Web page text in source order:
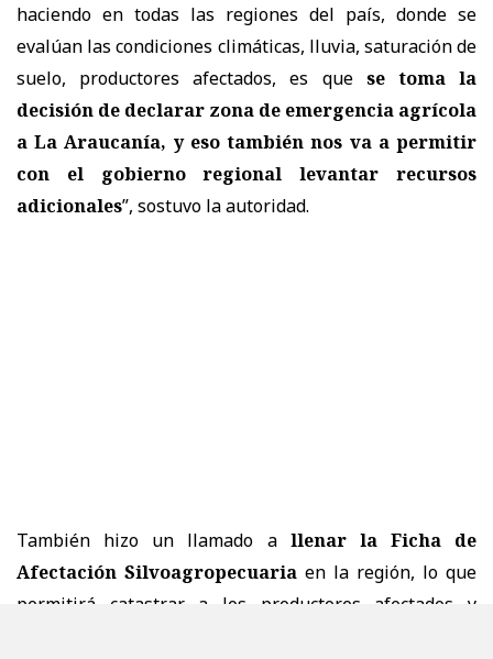
haciendo en todas las regiones del país, donde se
evalúan las condiciones climáticas, lluvia, saturación de
suelo, productores afectados, es que se toma la
decisión de declarar zona de emergencia agrícola
a La Araucanía, y eso también nos va a permitir
con el gobierno regional levantar recursos
adicionales”, sostuvo la autoridad.
También hizo un llamado a llenar la Ficha de
Afectación Silvoagropecuaria en la región, lo que
permitirá catastrar a los productores afectados y